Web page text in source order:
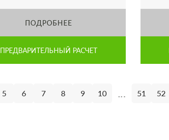
ПОДРОБНЕЕ
ПРЕДВАРИТЕЛЬНЫЙ РАСЧЕТ
5 6 7 8 9 10 ... 51 52